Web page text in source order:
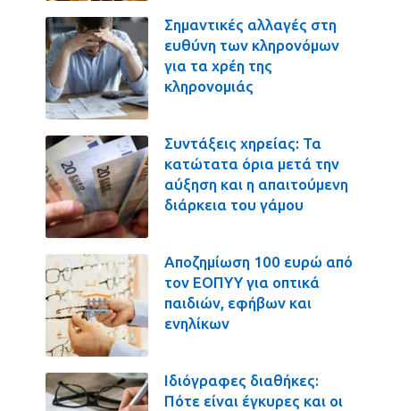
Σημαντικές αλλαγές στη
ευθύνη των κληρονόμων
για τα χρέη της
κληρονομιάς
Συντάξεις χηρείας: Τα
κατώτατα όρια μετά την
αύξηση και η απαιτούμενη
διάρκεια του γάμου
Αποζημίωση 100 ευρώ από
τον ΕΟΠΥΥ για οπτικά
παιδιών, εφήβων και
ενηλίκων
Ιδιόγραφες διαθήκες:
Πότε είναι έγκυρες και οι